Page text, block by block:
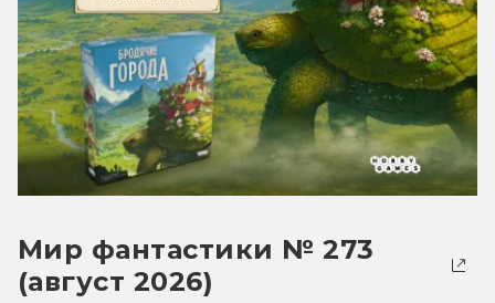
Мир фантастики № 273
(август 2026)